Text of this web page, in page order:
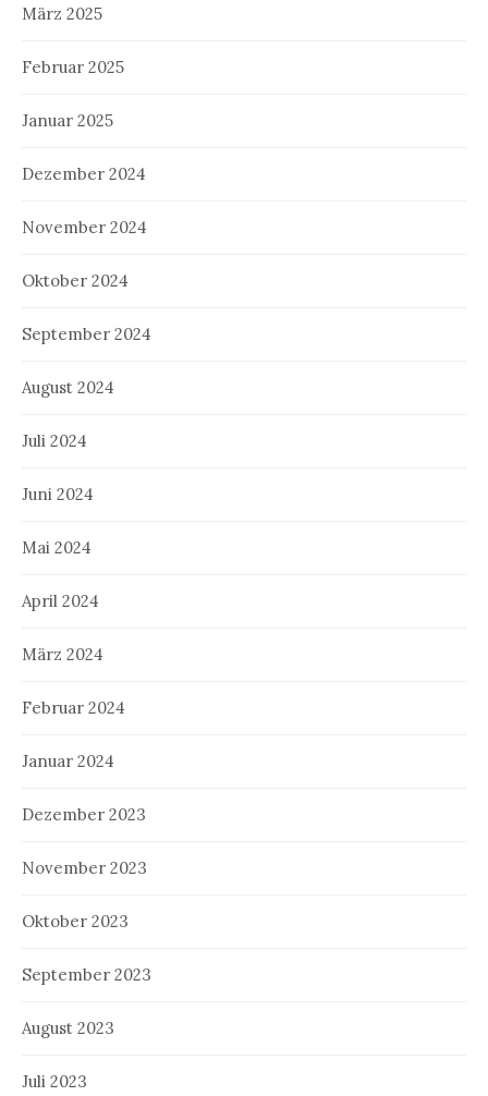
März 2025
Februar 2025
Januar 2025
Dezember 2024
November 2024
Oktober 2024
September 2024
August 2024
Juli 2024
Juni 2024
Mai 2024
April 2024
März 2024
Februar 2024
Januar 2024
Dezember 2023
November 2023
Oktober 2023
September 2023
August 2023
Juli 2023